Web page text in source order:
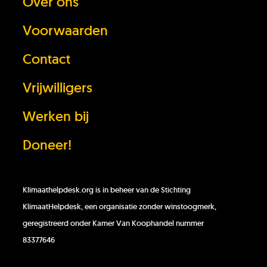
Voorwaarden
Contact
Vrijwilligers
Werken bij
Doneer!
Klimaathelpdesk.org is in beheer van de Stichting
KlimaatHelpdesk, een organisatie zonder winstoogmerk,
geregistreerd onder Kamer Van Koophandel nummer
83377646
In behandeling
Doneer!